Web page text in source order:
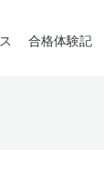
合格体験記